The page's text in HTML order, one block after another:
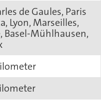
de Gaules, Paris
Lyon, Marseilles,
Basel-Mühlhausen,